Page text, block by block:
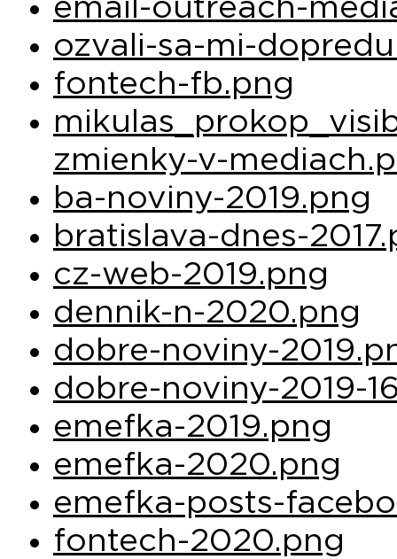
email-outreach-
ozvali-sa-mi-
fontech-fb.png
zmienky-v-
ba-noviny-2019.png
bratislava-dnes-
cz-web-2019.png
dennik-n-2020.png
dobre-noviny-
dobre-noviny-2019-
emefka-2019.png
emefka-2020.png
emefka-posts-
fontech-2020.png